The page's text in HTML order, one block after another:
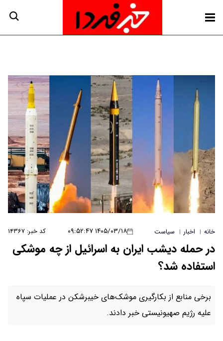
خانه | اخبار | سیاست ۱۴۰۵/۰۳/۱۸ ۰۹:۵۲:۴۷ کد خبر: ۱۴۳۶۷
در حمله دیشب ایران به اسرائیل از چه موشکی
استفاده شد؟
برخی منابع از بکارگیری موشک‌های خیبرشکن در عملیات سپاه
علیه رژیم صهیونیستی خبر دادند.